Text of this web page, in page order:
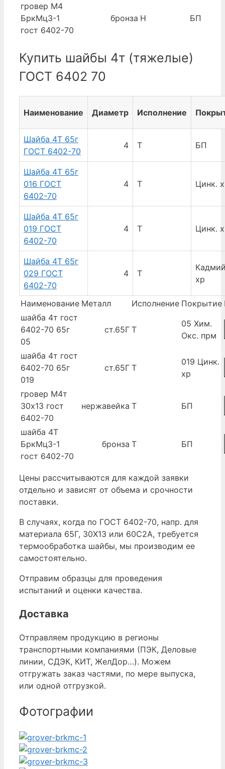
гровер М4
БркМц3-1
гост 6402-70
бронза Н БП
Купить шайбы 4т (тяжелые)
ГОСТ 6402 70
Наименование Диаметр Исполнение
Шайба 4Т 65г
ГОСТ 6402-70
4 Т БП
Шайба 4Т 65г
016 ГОСТ
6402-70
4 Т Цинк.
Шайба 4Т 65г
019 ГОСТ
6402-70
4 Т Цинк.
Шайба 4Т 65г
029 ГОСТ
6402-70
4 Т
хр
Наименование Металл Исполнение Покрытие
шайба 4т гост
6402-70 65г
05
ст.65Г Т
05 Хим.
Окс. прм
шайба 4т гост
6402-70 65г
019
ст.65Г Т
019 Цинк.
хр
гровер М4т
30х13 гост
6402-70
нержавейка Т БП
шайба 4Т
БркМц3-1
гост 6402-70
бронза Т БП
Цены рассчитываются для каждой заявки
отдельно и зависят от объема и срочности
поставки.
В случаях, когда по ГОСТ 6402-70, напр. для
материала 65Г, 30Х13 или 60С2А, требуется
термообработка шайбы, мы производим ее
самостоятельно.
Отправим образцы для проведения
испытаний и оценки качества.
Доставка
Отправляем продукцию в регионы
транспортными компаниями (ПЭК, Деловые
линии, СДЭК, КИТ, ЖелДор…). Можем
отгружать заказ частями, по мере выпуска,
или одной отгрузкой.
Фотографии